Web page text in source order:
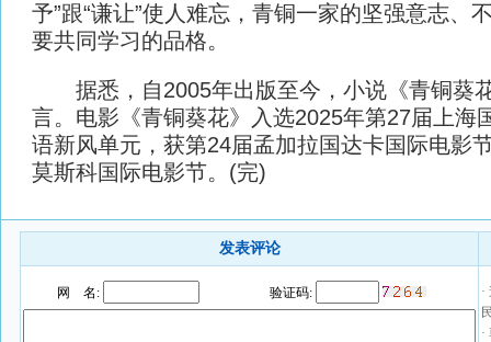
予”跟“谦让”使人难忘，青铜一家的坚强意志、
要共同学习的品格。
据悉，自2005年出版至今，小说《青铜葵
言。电影《青铜葵花》入选2025年第27届上海
语新风单元，获第24届孟加拉国达卡国际电影
莫斯科国际电影节。(完)
发表评论
网 名: 验证码:
·